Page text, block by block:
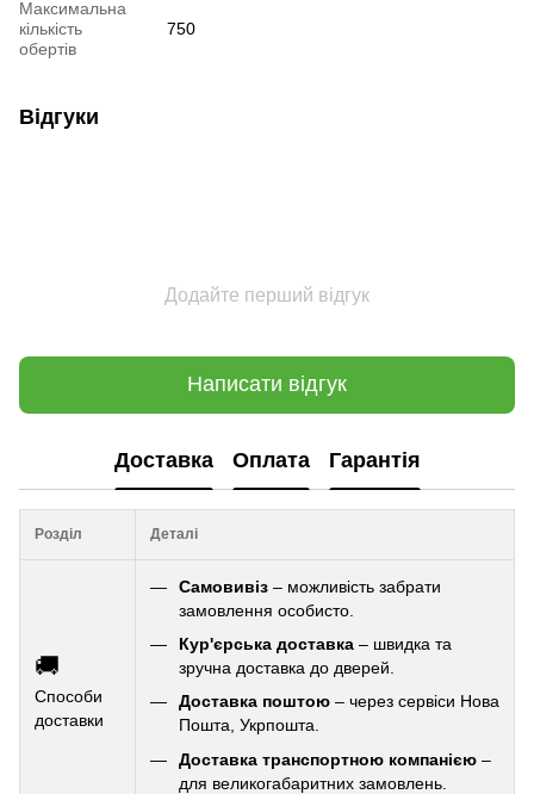
Максимальна
кількість
обертів
750
Відгуки
Додайте перший відгук
Написати відгук
Доставка Оплата Гарантія
Розділ Деталі
🚚
Способи
доставки
Самовивіз – можливість забрати
замовлення особисто.
Кур'єрська доставка – швидка та
зручна доставка до дверей.
Доставка поштою – через сервіси Нова
Пошта, Укрпошта.
Доставка транспортною компанією –
для великогабаритних замовлень.